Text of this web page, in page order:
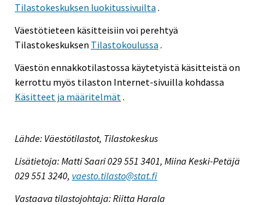
Tilastokeskuksen luokitussivuilta .
Väestötieteen käsitteisiin voi perehtyä
Tilastokeskuksen Tilastokoulussa .
Väestön ennakkotilastossa käytetyistä käsitteistä on
kerrottu myös tilaston Internet-sivuilla kohdassa
Käsitteet ja määritelmät .
Lähde: Väestötilastot, Tilastokeskus
Lisätietoja: Matti Saari 029 551 3401, Miina Keski-Petäjä
029 551 3240, vaesto.tilasto@stat.fi
Vastaava tilastojohtaja: Riitta Harala